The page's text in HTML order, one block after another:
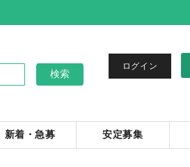
ログイン
新着・急募 安定募集